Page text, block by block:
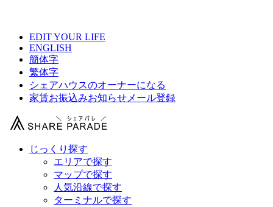
EDIT YOUR LIFE
ENGLISH
簡体字
繁体字
シェアハウスのオーナーになる
家賃お振込みお知らせメール登録
じっくり探す
エリアで探す
マップで探す
人気沿線で探す
ターミナルで探す